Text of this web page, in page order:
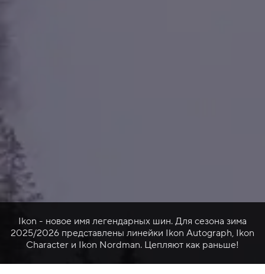
Ikon - новое имя легендарных шин. Для сезона зима
2025/2026 представлены линейки Ikon Autograph, Ikon
Character и Ikon Nordman. Цепляют как раньше!